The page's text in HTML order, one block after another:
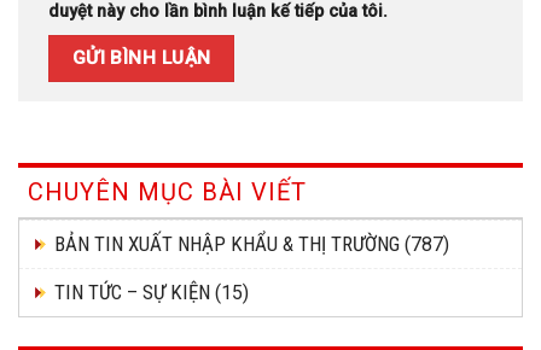
duyệt này cho lần bình luận kế tiếp của tôi.
CHUYÊN MỤC BÀI VIẾT
BẢN TIN XUẤT NHẬP KHẨU & THỊ TRƯỜNG (787)
TIN TỨC – SỰ KIỆN (15)